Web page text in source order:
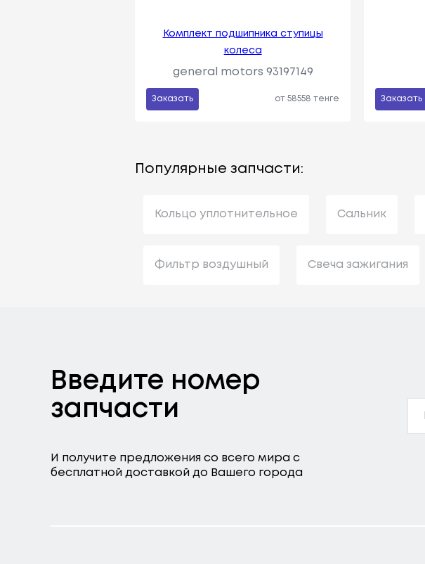
Комплект подшипника ступицы
колеса
general motors 93197149
Заказать от 58558 тенге Заказать
Популярные запчасти:
Кольцо уплотнительное Сальник
Фильтр воздушный Свеча зажигания
Введите номер
запчасти
И получите предложения со всего мира с
бесплатной доставкой до Вашего города